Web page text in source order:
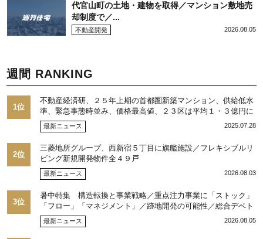
代官山町の土地・建物を取得／マンション敷地売
却制度で／...
不動産開発 2026.08.05
週間 RANKING
1位
不動産経済研、２５年上期の首都圏新築マンション、供給低水
準、緊急事態時並み、価格最高値、２３区は平均１・３億円に
最新ニュース 2025.07.28
2位
三菱地所グループ、西新宿５丁目に旗艦施設／フレキシブルリ
ビング新規開発物件全４９戸
最新ニュース 2026.08.03
3位
暑中特集 構造転換と事業戦略／重点注力事業に「ストック」
「フロー」「マネジメント」／跡地開発の可能性／総合デベト
ップ10目標に／自社ブランド構築へ体制整備／日本郵政不動産
／池田 明社長に聞く
最新ニュース 2026.08.05